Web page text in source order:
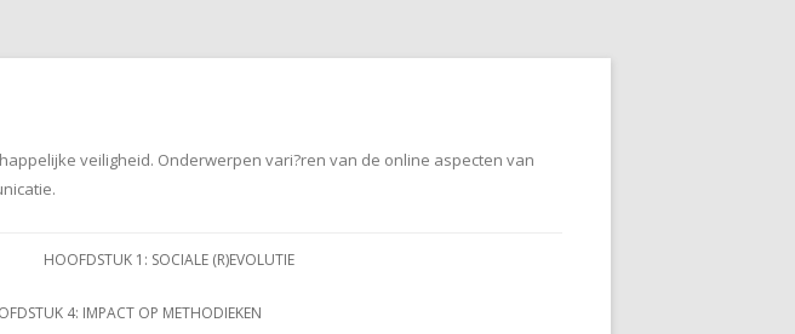
veiligheid. Onderwerpen vari?ren van de online aspecten van
HOOFDSTUK 1: SOCIALE (R)EVOLUTIE
4: IMPACT OP METHODIEKEN